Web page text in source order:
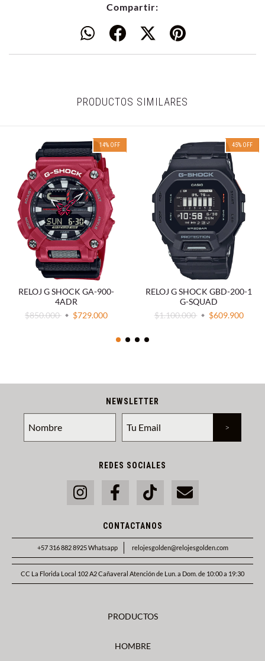
Compartir:
PRODUCTOS SIMILARES
14% OFF
RELOJ G SHOCK GA-900-
4ADR
$850.000
$729.000
45% OFF
RELOJ G SHOCK GBD-200-1
G-SQUAD
$1.100.000
$609.900
NEWSLETTER
REDES SOCIALES
CONTACTANOS
+57 316 882 8925 Whatsapp relojesgolden@relojesgolden.com
CC La Florida Local 102 A2 Cañaveral Atención de Lun. a Dom. de 10:00 a 19:30
PRODUCTOS
HOMBRE